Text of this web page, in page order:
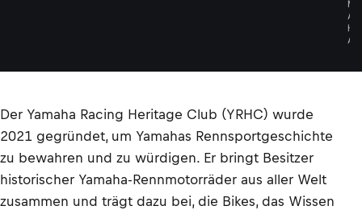
M
A
H
A
Der Yamaha Racing Heritage Club (YRHC) wurde
2021 gegründet, um Yamahas Rennsportgeschichte
zu bewahren und zu würdigen. Er bringt Besitzer
historischer Yamaha-Rennmotorräder aus aller Welt
zusammen und trägt dazu bei, die Bikes, das Wissen